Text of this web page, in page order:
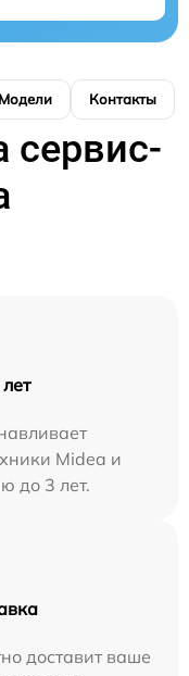
Модели Контакты
сервис-
Midea и
до 3 лет.
доставит ваше